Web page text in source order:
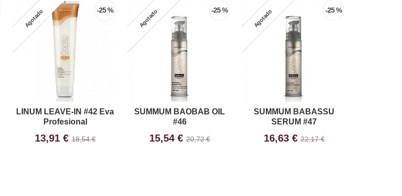
Agotado -25 %
LINUM LEAVE-IN #42 Eva
Profesional
13,91 €18,54 €
Agotado -25 %
SUMMUM BAOBAB OIL
#46
15,54 €20,72 €
Agotado -25 %
SUMMUM BABASSU
SERUM #47
16,63 €22,17 €